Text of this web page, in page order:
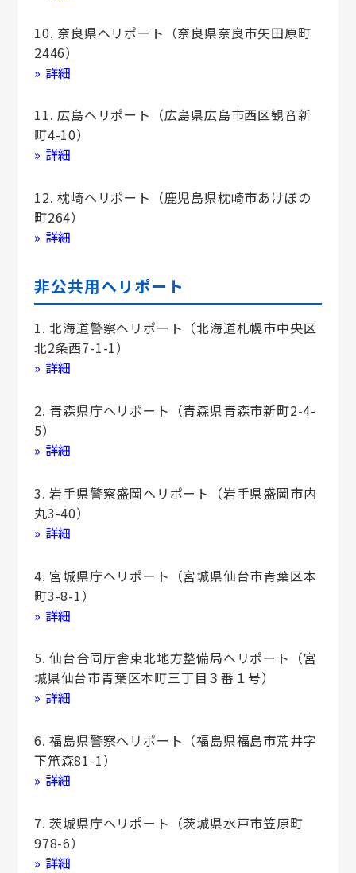
10. 奈良県ヘリポート（奈良県奈良市矢田原町
2446）
» 詳細
11. 広島ヘリポート（広島県広島市西区観音新
町4-10）
» 詳細
12. 枕崎ヘリポート（鹿児島県枕崎市あけぼの
町264）
» 詳細
非公共用ヘリポート
1. 北海道警察ヘリポート（北海道札幌市中央区
北2条西7-1-1）
» 詳細
2. 青森県庁ヘリポート（青森県青森市新町2-4-
5）
» 詳細
3. 岩手県警察盛岡ヘリポート（岩手県盛岡市内
丸3-40）
» 詳細
4. 宮城県庁ヘリポート（宮城県仙台市青葉区本
町3-8-1）
» 詳細
5. 仙台合同庁舎東北地方整備局ヘリポート（宮
城県仙台市青葉区本町三丁目３番１号）
» 詳細
6. 福島県警察へリポート（福島県福島市荒井字
下笊森81-1）
» 詳細
7. 茨城県庁ヘリポート（茨城県水戸市笠原町
978-6）
» 詳細